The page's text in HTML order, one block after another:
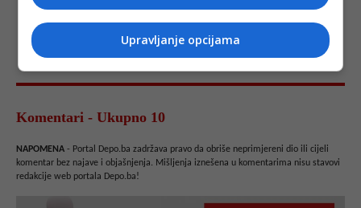
Komentari - Ukupno 10
NAPOMENA - Portal Depo.ba zadržava pravo da obriše neprimjereni dio ili cijeli
komentar bez najave i objašnjenja. Mišljenja iznešena u komentarima nisu stavovi
redakcije web portala Depo.ba!
Upravljanje opcijama